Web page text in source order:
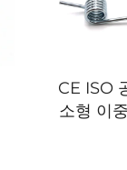
CE ISO
소형 이